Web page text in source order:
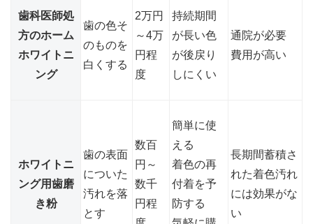
歯科医師処
方のホーム
ホワイトニ
ング
歯の色そ
のものを
白くする
2万円
～4万
円程
度
持続期間
が長い色
が後戻り
しにくい
通院が必要
費用が高い
ホワイトニ
ング用歯磨
き粉
歯の表面
についた
汚れを落
とす
数百
円～
数千
円程
簡単に使
える
着色の再
付着を予
防する
長期間蓄積さ
れた着色汚れ
には効果がな
い